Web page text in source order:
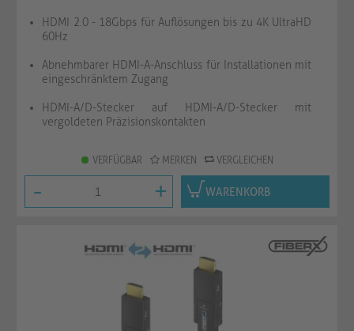
HDMI 2.0 - 18Gbps für Auflösungen bis zu 4K UltraHD
60Hz
Abnehmbarer HDMI-A-Anschluss für Installationen mit
eingeschränktem Zugang
HDMI-A/D-Stecker auf HDMI-A/D-Stecker mit
vergoldeten Präzisionskontakten
VERFÜGBAR MERKEN VERGLEICHEN
- + WARENKORB